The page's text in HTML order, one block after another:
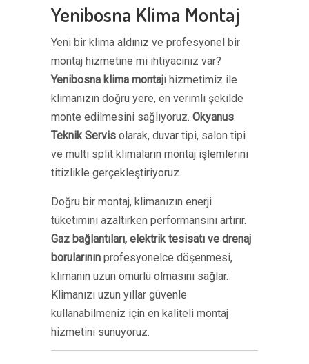
Yenibosna Klima Montaj
Yeni bir klima aldınız ve profesyonel bir
montaj hizmetine mi ihtiyacınız var?
Yenibosna klima montajı hizmetimiz ile
klimanızın doğru yere, en verimli şekilde
monte edilmesini sağlıyoruz. Okyanus
Teknik Servis olarak, duvar tipi, salon tipi
ve multi split klimaların montaj işlemlerini
titizlikle gerçekleştiriyoruz.
Doğru bir montaj, klimanızın enerji
tüketimini azaltırken performansını artırır.
Gaz bağlantıları, elektrik tesisatı ve drenaj
borularının profesyonelce döşenmesi,
klimanın uzun ömürlü olmasını sağlar.
Klimanızı uzun yıllar güvenle
kullanabilmeniz için en kaliteli montaj
hizmetini sunuyoruz.